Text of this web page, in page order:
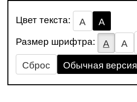
Цвет текста: А
А
Размер шрифтра:
А А
Сброс
Обычная версия